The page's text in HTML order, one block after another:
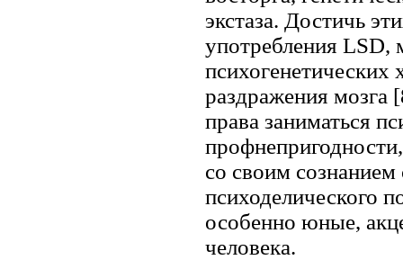
экстаза. Достичь
употребления LSD,
психогенетических
раздражения
права заниматься
со своим
психоделического
особенно юные,
человека.